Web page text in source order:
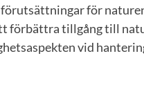
för
förbättra tillgång till
vid